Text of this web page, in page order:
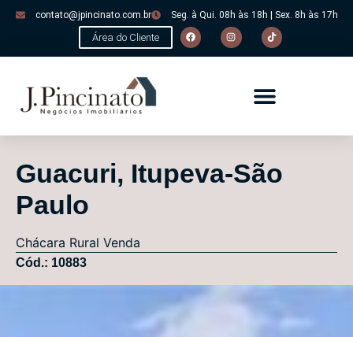
contato@jpincinato.com.br Seg. à Qui. 08h às 18h | Sex. 8h às 17h
Área do Cliente
Guacuri, Itupeva-São
Paulo
Chácara Rural Venda
Cód.: 10883